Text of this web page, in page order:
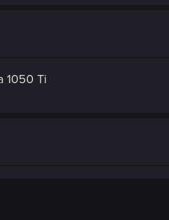
1050 Ti